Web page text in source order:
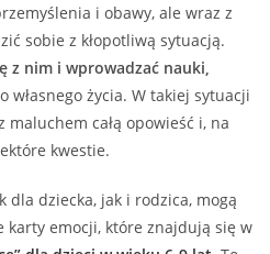
i obawy, ale wraz z
sobie z kłopotliwą sytuacją.
z nim i wprowadzać nauki,
własnego życia. W takiej sytuacji
całą opowieść i, na
kwestie.
dla dziecka, jak i rodzica, mogą
karty emocji, które znajdują się w